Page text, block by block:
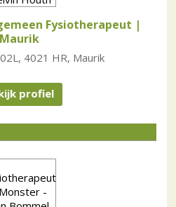
Fysiotherapeut |
Maurik
4021 HR, Maurik
profiel